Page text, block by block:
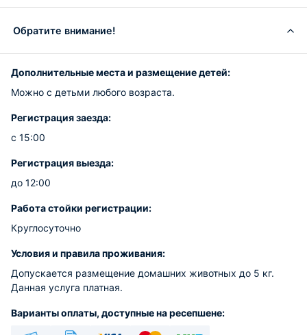
Обратите внимание!
Дополнительные места и размещение детей:
Можно с детьми любого возраста.
Регистрация заезда:
с 15:00
Регистрация выезда:
до 12:00
Работа стойки регистрации:
Круглосуточно
Условия и правила проживания:
Допускается размещение домашних животных до 5 кг.
Данная услуга платная.
Варианты оплаты, доступные на ресепшене: